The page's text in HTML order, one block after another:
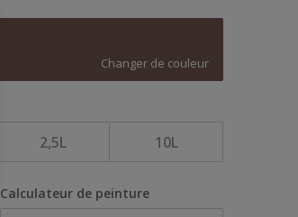
Changer de couleur
2,5L 10L
Calculateur de peinture